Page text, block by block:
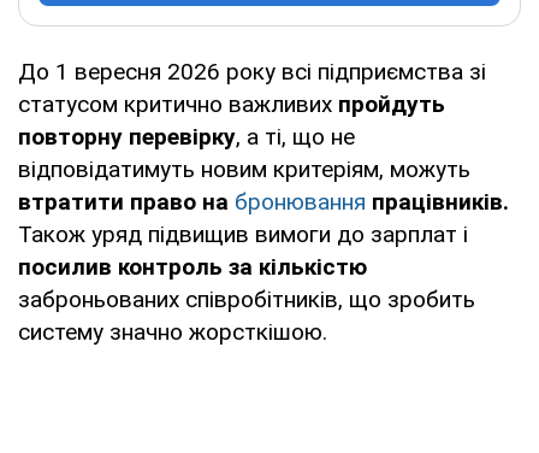
До 1 вересня 2026 року всі підприємства зі
статусом критично важливих пройдуть
повторну перевірку, а ті, що не
відповідатимуть новим критеріям, можуть
втратити право на бронювання працівників.
Також уряд підвищив вимоги до зарплат і
посилив контроль за кількістю
заброньованих співробітників, що зробить
систему значно жорсткішою.